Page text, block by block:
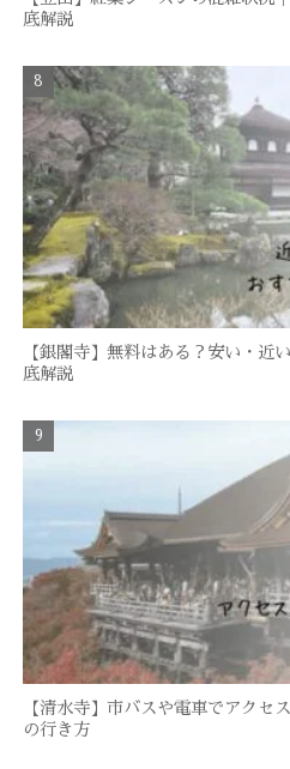
底解説
【銀閣寺】無料はある？安い・近
底解説
【清水寺】市バスや電車でアクセ
の行き方